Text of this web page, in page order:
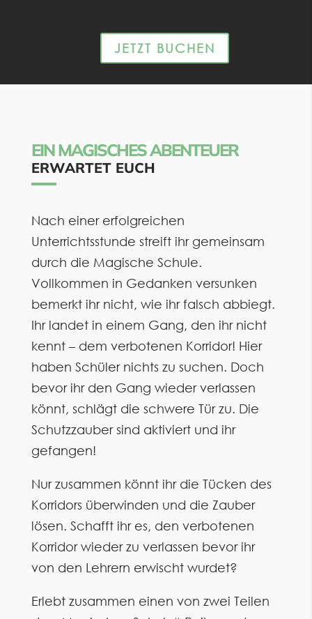
JETZT BUCHEN
EIN MAGISCHES ABENTEUER
ERWARTET EUCH
Nach einer erfolgreichen
Unterrichtsstunde streift ihr gemeinsam
durch die Magische Schule.
Vollkommen in Gedanken versunken
bemerkt ihr nicht, wie ihr falsch abbiegt.
Ihr landet in einem Gang, den ihr nicht
kennt – dem verbotenen Korridor! Hier
haben Schüler nichts zu suchen. Doch
bevor ihr den Gang wieder verlassen
könnt, schlägt die schwere Tür zu. Die
Schutzzauber sind aktiviert und ihr
gefangen!
Nur zusammen könnt ihr die Tücken des
Korridors überwinden und die Zauber
lösen. Schafft ihr es, den verbotenen
Korridor wieder zu verlassen bevor ihr
von den Lehrern erwischt wurdet?
Erlebt zusammen einen von zwei Teilen